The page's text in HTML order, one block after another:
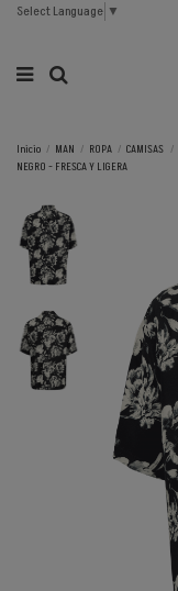
Select Language ▼
Inicio MAN ROPA CAMISAS
NEGRO - FRESCA Y LIGERA